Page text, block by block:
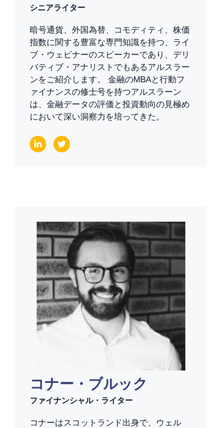
シニアライター
暗号通貨、外国為替、コモディティ、株価
指数に関する豊富な専門知識を持つ、ライ
ブ・ウェビナーのスピーカーであり、デリ
バティブ・アナリストでもあるアルスラー
ンをご紹介します。 金融のMBAと行動フ
ァイナンスの修士号を持つアルスラーン
は、金融データの評価と投資動向の見極め
において深い洞察力を培ってきた。
コナー・ブルック
ファイナンシャル・ライター
コナーはスコットランド出身で、ウェル